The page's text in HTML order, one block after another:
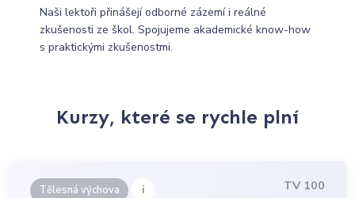
Naši lektoři přinášejí odborné zázemí i reálné
zkušenosti ze škol. Spojujeme akademické know-how
s praktickými zkušenostmi.
Kurzy, které se rychle plní
Tělesná výchova i TV 100